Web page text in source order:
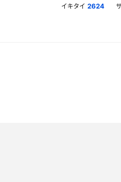
イキタイ 2624